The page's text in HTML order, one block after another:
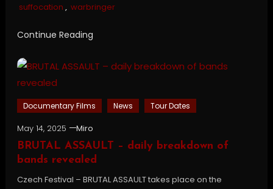
suffocation , warbringer
Continue Reading
Documentary Films News Tour Dates
May 14, 2025
Miro
BRUTAL ASSAULT – daily breakdown of
bands revealed
Czech Festival – BRUTAL ASSAULT takes place on the